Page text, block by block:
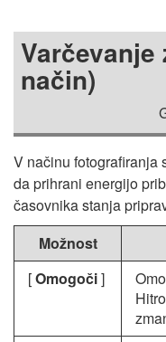
način)
V načinu fotografiranja
da prihrani energijo
časovnika stanja
Možnost
[Omogoči]